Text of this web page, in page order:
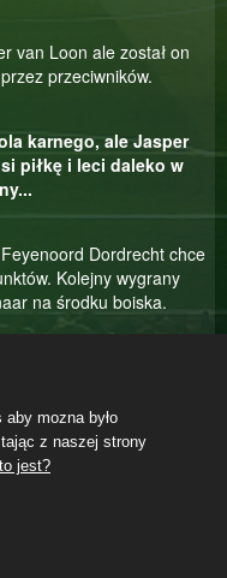
van Loon ale został on
przeciwników.
karnego, ale Jasper
piłkę i leci daleko w
Dordrecht chce
Kolejny wygrany
na środku boiska.
obrócił się Jasper
przymierzył
wyłapał piłkę.
Ale niestety, nie ma
akcje bramkowe,
często wnoszą wielkie
mozna było
z naszej strony
jest?